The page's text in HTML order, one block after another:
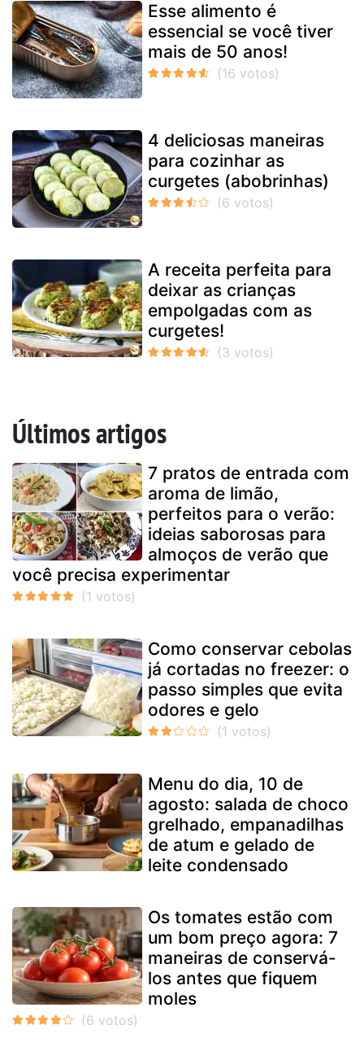
Esse alimento é
essencial se você tiver
mais de 50 anos!
4 deliciosas maneiras
para cozinhar as
curgetes (abobrinhas)
A receita perfeita para
deixar as crianças
empolgadas com as
curgetes!
Últimos artigos
7 pratos de entrada com
aroma de limão,
perfeitos para o verão:
ideias saborosas para
almoços de verão que
você precisa experimentar
Como conservar cebolas
já cortadas no freezer: o
passo simples que evita
odores e gelo
Menu do dia, 10 de
agosto: salada de choco
grelhado, empanadilhas
de atum e gelado de
leite condensado
Os tomates estão com
um bom preço agora: 7
maneiras de conservá-
los antes que fiquem
moles